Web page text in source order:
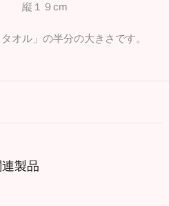
縦１９cm
オル」の半分の大きさです。
連製品